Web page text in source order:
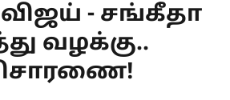
- சங்கீதா
வழக்கு..